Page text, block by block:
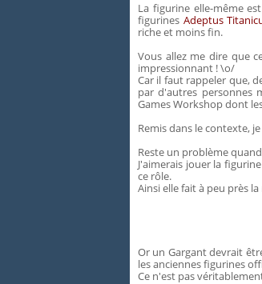
La figurine elle-même
figurines Adeptus
riche et moins fin.
Vous allez me dire que
impressionnant ! \o/
Car il faut rappeler que,
par d'autres personnes
Games Workshop dont
Remis dans le contexte,
Reste un problème
J'aimerais jouer la
ce rôle.
Ainsi elle fait à peu près
Or un Gargant devrait
les anciennes figurines
Ce n'est pas